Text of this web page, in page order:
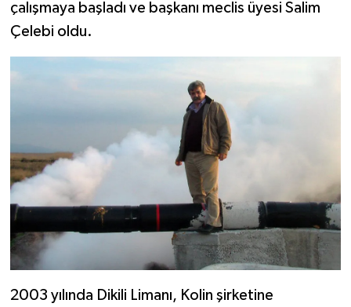
çalışmaya başladı ve başkanı meclis üyesi Salim
Çelebi oldu.
2003 yılında Dikili Limanı, Kolin şirketine